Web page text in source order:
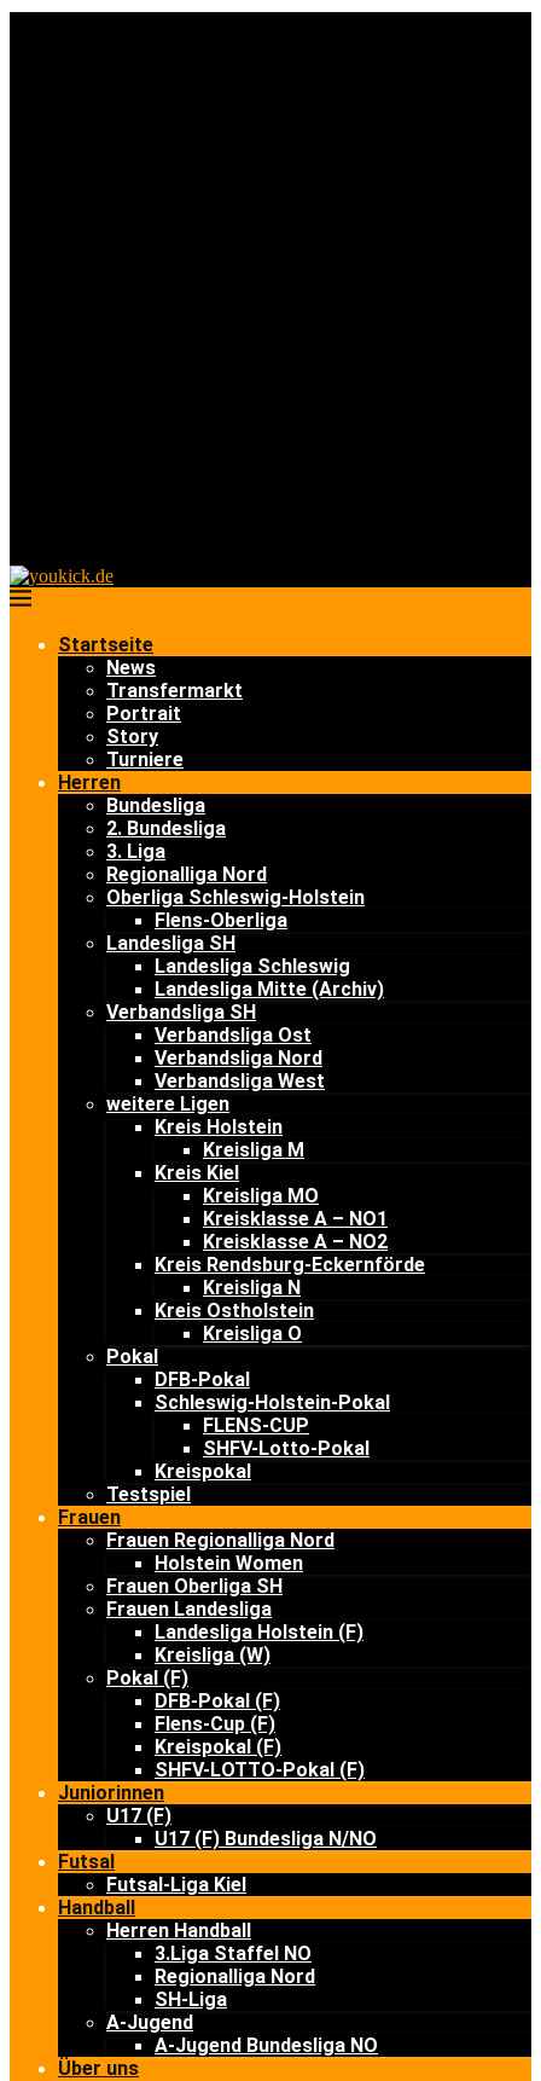
Startseite
News
Transfermarkt
Portrait
Story
Turniere
Herren
Bundesliga
2. Bundesliga
3. Liga
Regionalliga Nord
Oberliga Schleswig-Holstein
Flens-Oberliga
Landesliga SH
Landesliga Schleswig
Landesliga Mitte (Archiv)
Verbandsliga SH
Verbandsliga Ost
Verbandsliga Nord
Verbandsliga West
weitere Ligen
Kreis Holstein
Kreisliga M
Kreis Kiel
Kreisliga MO
Kreisklasse A – NO1
Kreisklasse A – NO2
Kreis Rendsburg-Eckernförde
Kreisliga N
Kreis Ostholstein
Kreisliga O
Pokal
DFB-Pokal
Schleswig-Holstein-Pokal
FLENS-CUP
SHFV-Lotto-Pokal
Kreispokal
Testspiel
Frauen
Frauen Regionalliga Nord
Holstein Women
Frauen Oberliga SH
Frauen Landesliga
Landesliga Holstein (F)
Kreisliga (W)
Pokal (F)
DFB-Pokal (F)
Flens-Cup (F)
Kreispokal (F)
SHFV-LOTTO-Pokal (F)
Juniorinnen
U17 (F)
U17 (F) Bundesliga N/NO
Futsal
Futsal-Liga Kiel
Handball
Herren Handball
3.Liga Staffel NO
Regionalliga Nord
SH-Liga
A-Jugend
A-Jugend Bundesliga NO
Über uns